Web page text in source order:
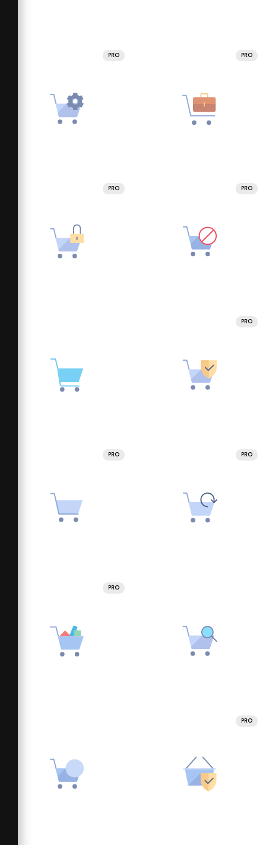
PRO PRO
PRO PRO
PRO
PRO PRO
PRO
PRO